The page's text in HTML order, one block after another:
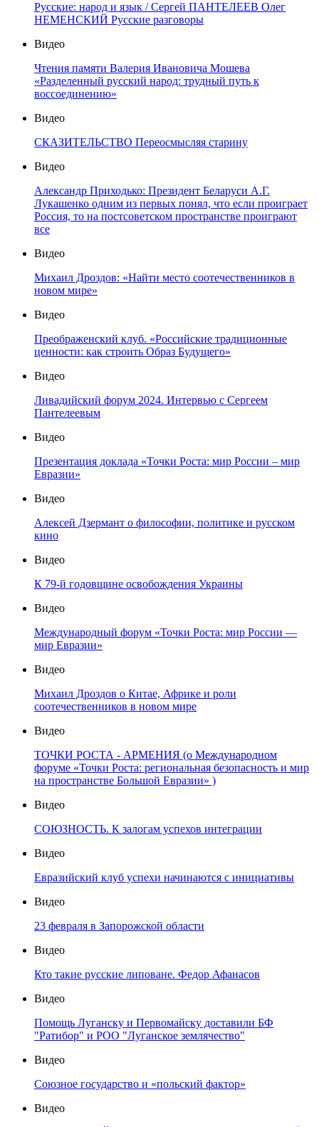
Русские: народ и язык / Сергей ПАНТЕЛЕЕВ Олег
НЕМЕНСКИЙ Русские разговоры
Видео
Чтения памяти Валерия Ивановича Мошева
«Разделенный русский народ: трудный путь к
воссоединению»
Видео
СКАЗИТЕЛЬСТВО Переосмысляя старину
Видео
Александр Приходько: Президент Беларуси А.Г.
Лукашенко одним из первых понял, что если проиграет
Россия, то на постсоветском пространстве проиграют
все
Видео
Михаил Дроздов: «Найти место соотечественников в
новом мире»
Видео
Преображенский клуб. «Российские традиционные
ценности: как строить Образ Будущего»
Видео
Ливадийский форум 2024. Интервью с Сергеем
Пантелеевым
Видео
Презентация доклада «Точки Роста: мир России – мир
Евразии»
Видео
Алексей Дзермант о философии, политике и русском
кино
Видео
К 79-й годовщине освобождения Украины
Видео
Международный форум «Точки Роста: мир России —
мир Евразии»
Видео
Михаил Дроздов о Китае, Африке и роли
соотечественников в новом мире
Видео
ТОЧКИ РОСТА - АРМЕНИЯ (о Международном
форуме «Точки Роста: региональная безопасность и мир
на пространстве Большой Евразии» )
Видео
СОЮЗНОСТЬ. К залогам успехов интеграции
Видео
Евразийский клуб успехи начинаются с инициативы
Видео
23 февраля в Запорожской области
Видео
Кто такие русские липоване. Федор Афанасов
Видео
Помощь Луганску и Первомайску доставили БФ
"Ратибор" и РОО "Луганское землячество"
Видео
Союзное государство и «польский фактор»
Видео